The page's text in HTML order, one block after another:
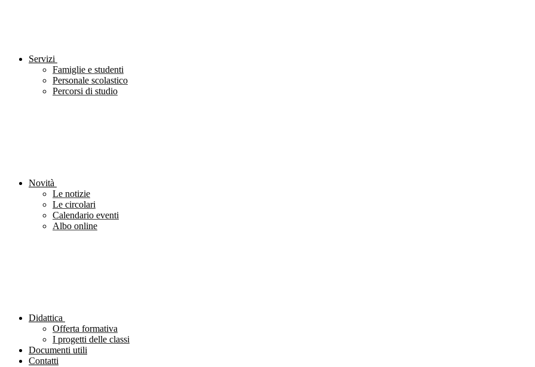
Servizi
Famiglie e studenti
Personale scolastico
Percorsi di studio
Novità
Le notizie
Le circolari
Calendario eventi
Albo online
Didattica
Offerta formativa
I progetti delle classi
Documenti utili
Contatti